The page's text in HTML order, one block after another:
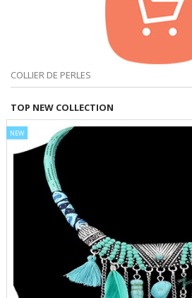
COLLIER DE PERLES
TOP NEW COLLECTION
NEW